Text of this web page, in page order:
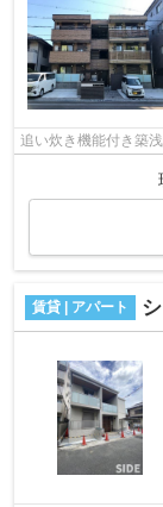
追い炊き機能付き築
賃貸 | アパート